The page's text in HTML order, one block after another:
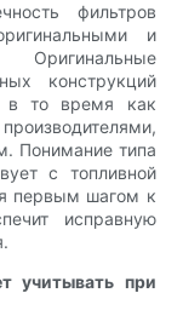
фильтров
и
Оригинальные
конструкций
в то время как
Понимание типа
с топливной
первым шагом к
исправную
учитывать при